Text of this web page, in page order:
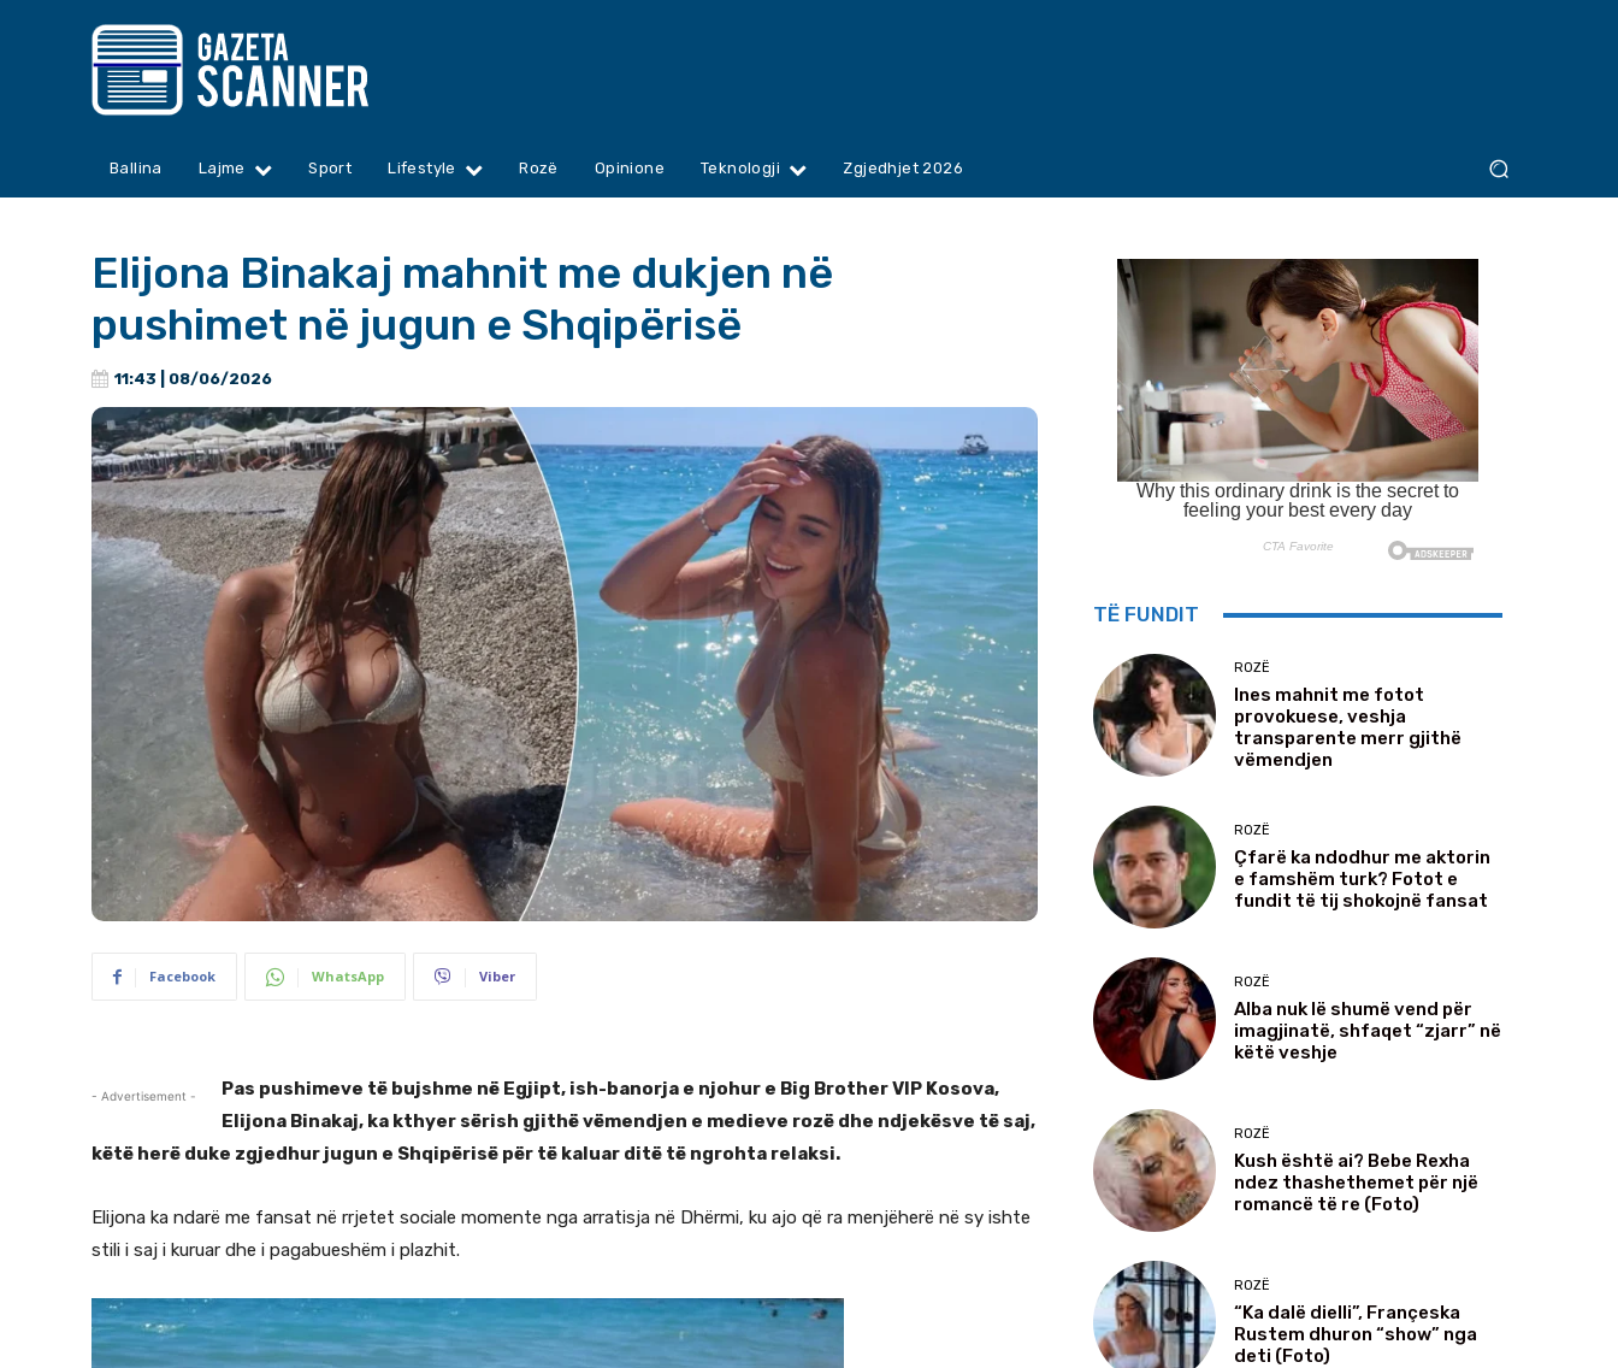
Ballina Lajme Sport Lifestyle Rozë Opinione Teknologji Zgjedhjet 2026
Elijona Binakaj mahnit me dukjen në
pushimet në jugun e Shqipërisë
11:43 | 08/06/2026
Facebook WhatsApp Viber
- Advertisement -
Pas pushimeve të bujshme në Egjipt, ish-banorja e njohur e Big Brother VIP Kosova,
Elijona Binakaj, ka kthyer sërish gjithë vëmendjen e medieve rozë dhe ndjekësve të saj,
këtë herë duke zgjedhur jugun e Shqipërisë për të kaluar ditë të ngrohta relaksi.
Elijona ka ndarë me fansat në rrjetet sociale momente nga arratisja në Dhërmi, ku ajo që ra menjëherë në sy ishte
stili i saj i kuruar dhe i pagabueshëm i plazhit.
TË FUNDIT
ROZË
Ines mahnit me fotot
provokuese, veshja
transparente merr gjithë
vëmendjen
ROZË
Çfarë ka ndodhur me aktorin
e famshëm turk? Fotot e
fundit të tij shokojnë fansat
ROZË
Alba nuk lë shumë vend për
imagjinatë, shfaqet “zjarr” në
këtë veshje
ROZË
Kush është ai? Bebe Rexha
ndez thashethemet për një
romancë të re (Foto)
ROZË
“Ka dalë dielli”, Françeska
Rustem dhuron “show” nga
deti (Foto)